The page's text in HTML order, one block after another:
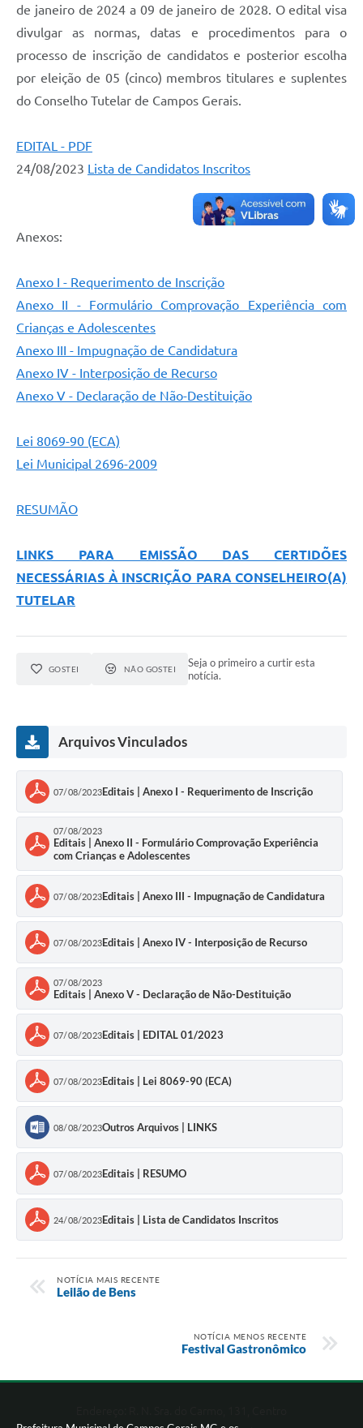
de janeiro de 2024 a 09 de janeiro de 2028. O edital visa
divulgar as normas, datas e procedimentos para o
processo de inscrição de candidatos e posterior escolha
por eleição de 05 (cinco) membros titulares e suplentes
do Conselho Tutelar de Campos Gerais.
EDITAL - PDF
24/08/2023 Lista de Candidatos Inscritos
Anexos:
Anexo I - Requerimento de Inscrição
Anexo II - Formulário Comprovação Experiência com
Crianças e Adolescentes
Anexo III - Impugnação de Candidatura
Anexo IV - Interposição de Recurso
Anexo V - Declaração de Não-Destituição
Lei 8069-90 (ECA)
Lei Municipal 2696-2009
RESUMÃO
LINKS PARA EMISSÃO DAS CERTIDÕES
NECESSÁRIAS À INSCRIÇÃO PARA CONSELHEIRO(A)
TUTELAR
GOSTEI NÃO GOSTEI
Seja o primeiro a curtir esta
notícia.
Arquivos Vinculados
07/08/2023Editais | Anexo I - Requerimento de Inscrição
07/08/2023
Editais | Anexo II - Formulário Comprovação Experiência
com Crianças e Adolescentes
07/08/2023Editais | Anexo III - Impugnação de Candidatura
07/08/2023Editais | Anexo IV - Interposição de Recurso
07/08/2023
Editais | Anexo V - Declaração de Não-Destituição
07/08/2023Editais | EDITAL 01/2023
07/08/2023Editais | Lei 8069-90 (ECA)
08/08/2023Outros Arquivos | LINKS
07/08/2023Editais | RESUMO
24/08/2023Editais | Lista de Candidatos Inscritos
NOTÍCIA MAIS RECENTE
Leilão de Bens
NOTÍCIA MENOS RECENTE
Festival Gastronômico